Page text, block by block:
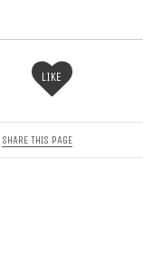
LIKE
SHARE THIS PAGE